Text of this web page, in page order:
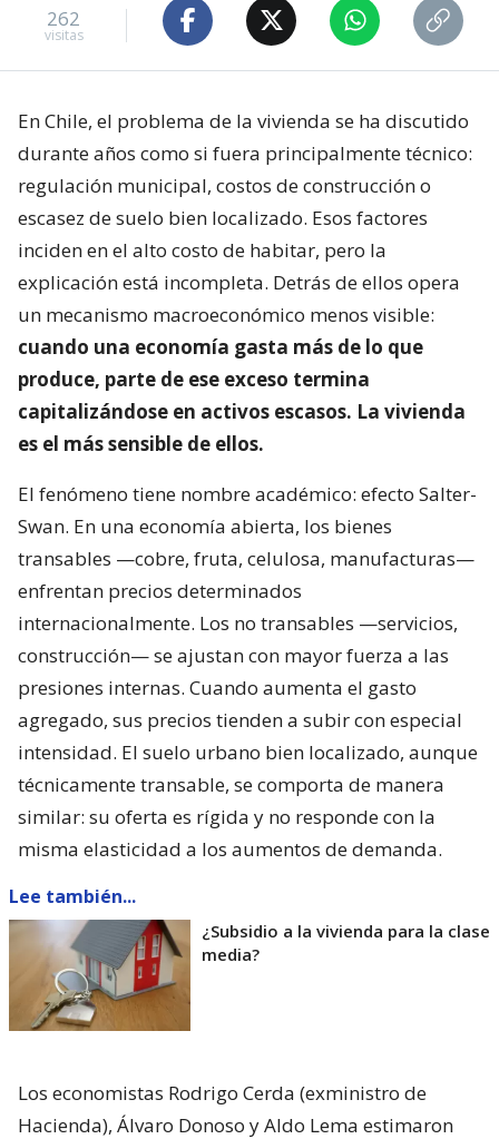
262
visitas
En Chile, el problema de la vivienda se ha discutido
durante años como si fuera principalmente técnico:
regulación municipal, costos de construcción o
escasez de suelo bien localizado. Esos factores
inciden en el alto costo de habitar, pero la
explicación está incompleta. Detrás de ellos opera
un mecanismo macroeconómico menos visible:
cuando una economía gasta más de lo que
produce, parte de ese exceso termina
capitalizándose en activos escasos. La vivienda
es el más sensible de ellos.
El fenómeno tiene nombre académico: efecto Salter-
Swan. En una economía abierta, los bienes
transables —cobre, fruta, celulosa, manufacturas—
enfrentan precios determinados
internacionalmente. Los no transables —servicios,
construcción— se ajustan con mayor fuerza a las
presiones internas. Cuando aumenta el gasto
agregado, sus precios tienden a subir con especial
intensidad. El suelo urbano bien localizado, aunque
técnicamente transable, se comporta de manera
similar: su oferta es rígida y no responde con la
misma elasticidad a los aumentos de demanda.
Lee también...
¿Subsidio a la vivienda para la clase
media?
Los economistas Rodrigo Cerda (exministro de
Hacienda), Álvaro Donoso y Aldo Lema estimaron